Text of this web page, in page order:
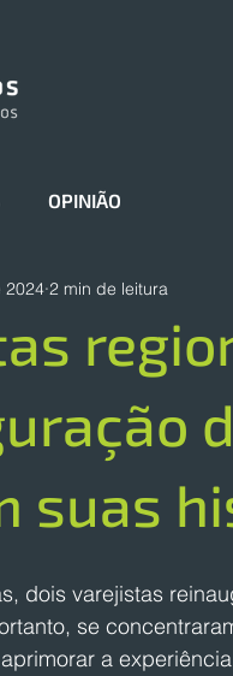
OPINIÃO
suas
2024 2 min de leitura
dois varejistas
se
a